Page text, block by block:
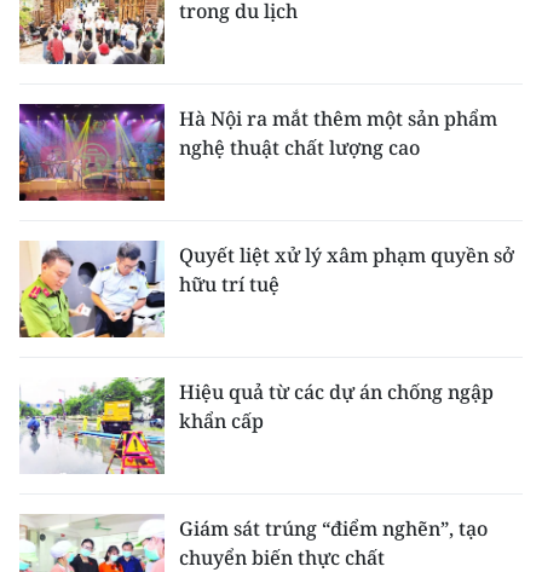
trong du lịch
Hà Nội ra mắt thêm một sản phẩm
nghệ thuật chất lượng cao
Quyết liệt xử lý xâm phạm quyền sở
hữu trí tuệ
Hiệu quả từ các dự án chống ngập
khẩn cấp
Giám sát trúng “điểm nghẽn”, tạo
chuyển biến thực chất